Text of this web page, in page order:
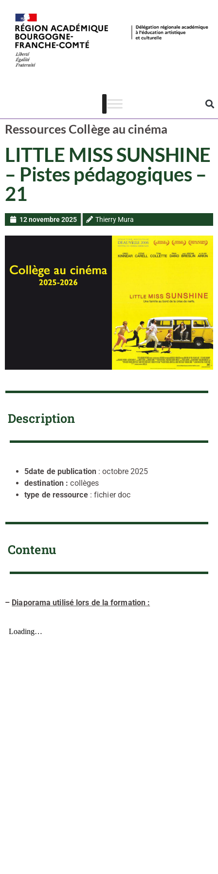
Ressources Collège au cinéma
LITTLE MISS SUNSHINE
– Pistes pédagogiques –
21
12 novembre 2025 Thierry Mura
Description
5date de publication : octobre 2025
destination :collèges
type de ressource: fichier doc
Contenu
– Diaporama utilisé lors de la formation :